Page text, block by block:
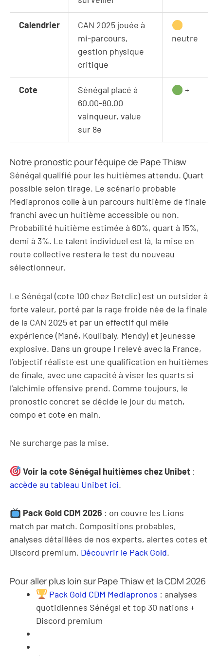
Calendrier
CAN 2025 jouée à
mi-parcours,
gestion physique
critique
neutre
Cote
Sénégal placé à
60.00-80.00
vainqueur, value
sur 8e
+
Notre pronostic pour l’équipe de Pape Thiaw
Sénégal qualifié pour les huitièmes attendu. Quart
possible selon tirage. Le scénario probable
Mediapronos colle à un parcours huitième de finale
franchi avec un huitième accessible ou non.
Probabilité huitième estimée à 60%, quart à 15%,
demi à 3%. Le talent individuel est là, la mise en
route collective restera le test du nouveau
sélectionneur.
Le Sénégal (cote 100 chez Betclic) est un outsider à
forte valeur, porté par la rage froide née de la finale
de la CAN 2025 et par un effectif qui mêle
expérience (Mané, Koulibaly, Mendy) et jeunesse
explosive. Dans un groupe I relevé avec la France,
l’objectif réaliste est une qualification en huitièmes
de finale, avec une capacité à viser les quarts si
l’alchimie offensive prend. Comme toujours, le
pronostic concret se décide le jour du match,
compo et cote en main.
Ne surcharge pas la mise.
Voir la cote Sénégal huitièmes chez Unibet :
accède au tableau Unibet ici.
Pack Gold CDM 2026 : on couvre les Lions
match par match. Compositions probables,
analyses détaillées de nos experts, alertes cotes et
Discord premium. Découvrir le Pack Gold.
Pour aller plus loin sur Pape Thiaw et la CDM 2026
Pack Gold CDM Mediapronos : analyses
quotidiennes Sénégal et top 30 nations +
Discord premium